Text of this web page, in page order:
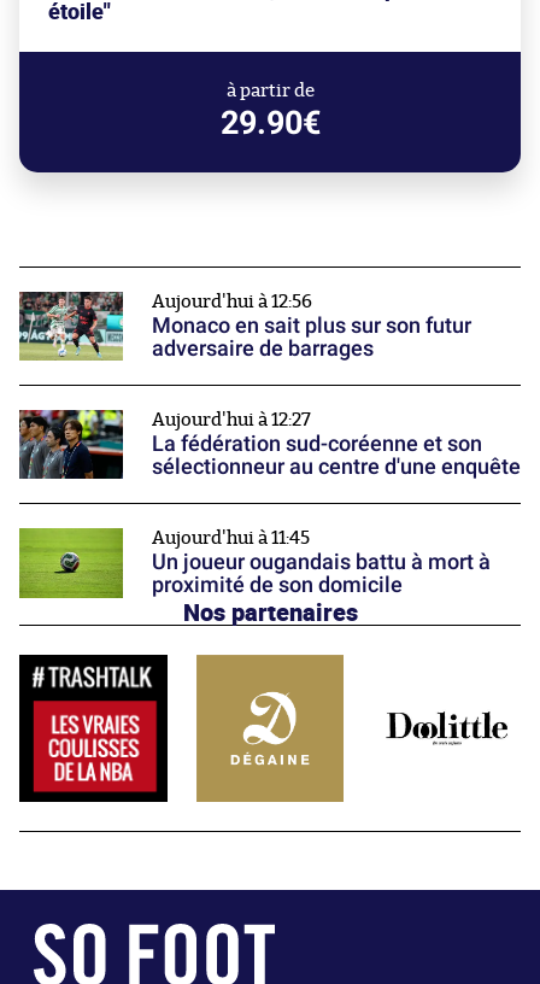
étoile"
à partir de
29.90€
Aujourd'hui à 12:56
Monaco en sait plus sur son futur
adversaire de barrages
Aujourd'hui à 12:27
La fédération sud-coréenne et son
sélectionneur au centre d'une enquête
Aujourd'hui à 11:45
Un joueur ougandais battu à mort à
proximité de son domicile
Nos partenaires